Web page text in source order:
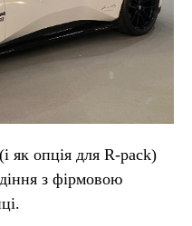
як опція для R-pack)
з фірмовою